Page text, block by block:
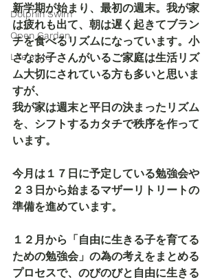
Dolphin Swim
Open Garden
Life style
新学期が始まり、最初の週末。我が家
は疲れも出て、朝は遅く起きてブラン
チを食べるリズムになっています。小
さなお子さんがいるご家庭は生活リズ
ム大切にされている方も多いと思いま
すが、
我が家は週末と平日の決まったリズム
を、シフトするカタチで秩序を作って
います。
今月は１７日に予定している勉強会や
２３日から始まるマザーリトリートの
準備を進めています。
１２月から「自由に生きる子を育てる
ための勉強会」の為の考えをまとめる
プロセスで、のびのびと自由に生きる